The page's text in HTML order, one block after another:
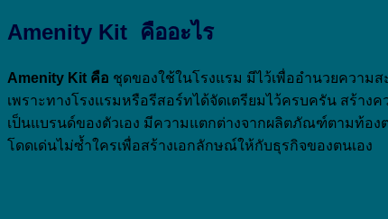
Amenity Kit คืออะไร
Amenity Kit คือ ชุดของใช้ในโรงแรม มีไว้เพื่ออำนวยความ
เพราะทางโรงแรมหรือรีสอร์ทได้จัดเตรียมไว้ครบครัน สร้า
เป็นแบรนด์ของตัวเอง มีความแตกต่างจากผลิตภัณฑ์ตามท้อ
โดดเด่นไม่ซ้ำใครเพื่อสร้างเอกลักษณ์ให้กับธุรกิจของตนเอง